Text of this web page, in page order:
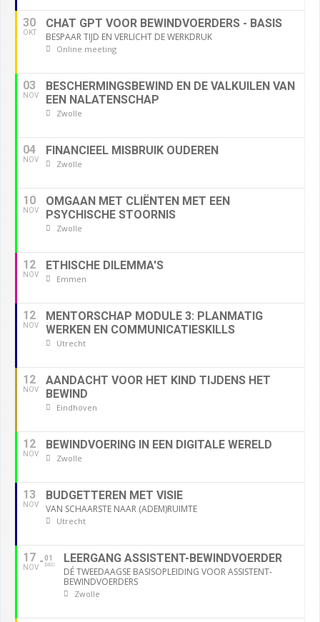
30
OKT
CHAT GPT VOOR BEWINDVOERDERS - BASIS
BESPAAR TIJD EN VERLICHT DE WERKDRUK
Online meeting
03
NOV
BESCHERMINGSBEWIND EN DE VALKUILEN VAN
EEN NALATENSCHAP
Zwolle
04
NOV
FINANCIEEL MISBRUIK OUDEREN
Zwolle
10
NOV
OMGAAN MET CLIËNTEN MET EEN
PSYCHISCHE STOORNIS
Zwolle
12
NOV
ETHISCHE DILEMMA'S
Emmen
12
NOV
MENTORSCHAP MODULE 3: PLANMATIG
WERKEN EN COMMUNICATIESKILLS
Utrecht
12
NOV
AANDACHT VOOR HET KIND TIJDENS HET
BEWIND
Eindhoven
12
NOV
BEWINDVOERING IN EEN DIGITALE WERELD
Zwolle
13
NOV
BUDGETTEREN MET VISIE
VAN SCHAARSTE NAAR (ADEM)RUIMTE
Utrecht
17
NOV
01
DEC LEERGANG ASSISTENT-BEWINDVOERDER
DÉ TWEEDAAGSE BASISOPLEIDING VOOR ASSISTENT-
BEWINDVOERDERS
Zwolle